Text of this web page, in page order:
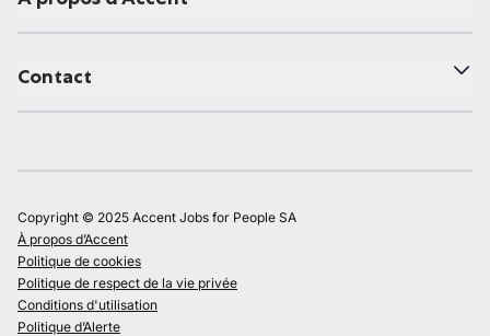
Contact
Copyright © 2025 Accent Jobs for People SA
À propos d’Accent
Politique de cookies
Politique de respect de la vie privée
Conditions d'utilisation
Politique d’Alerte